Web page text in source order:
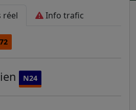
réel Info trafic
N24